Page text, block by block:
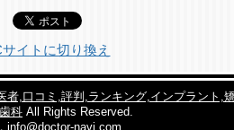
サイトに切り換え
者,口コミ,評判,ランキング,インプラント,
科 All Rights Reserved.
info@doctor-navi.com